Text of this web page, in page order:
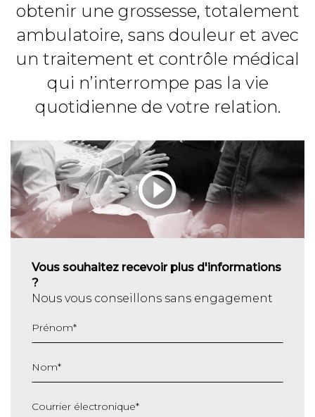
obtenir une grossesse, totalement
ambulatoire, sans douleur et avec
un traitement et contrôle médical
qui n’interrompe pas la vie
quotidienne de votre relation.
Vous souhaitez recevoir plus d'informations
?
Nous vous conseillons sans engagement
Prénom*
Nom*
Courrier électronique*